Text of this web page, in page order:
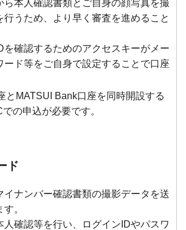
ら本人確認書類とご自身の顔写真を撮
行うため、より早く審査を進めること
を確認するためのアクセスキーがメー
ード等をご自身で設定することで口座
とMATSUI Bank口座を同時開設する
の申込が必要です。
ド
イナンバー確認書類の撮影データを送
。
人確認等を行い、ログインIDやパスワ